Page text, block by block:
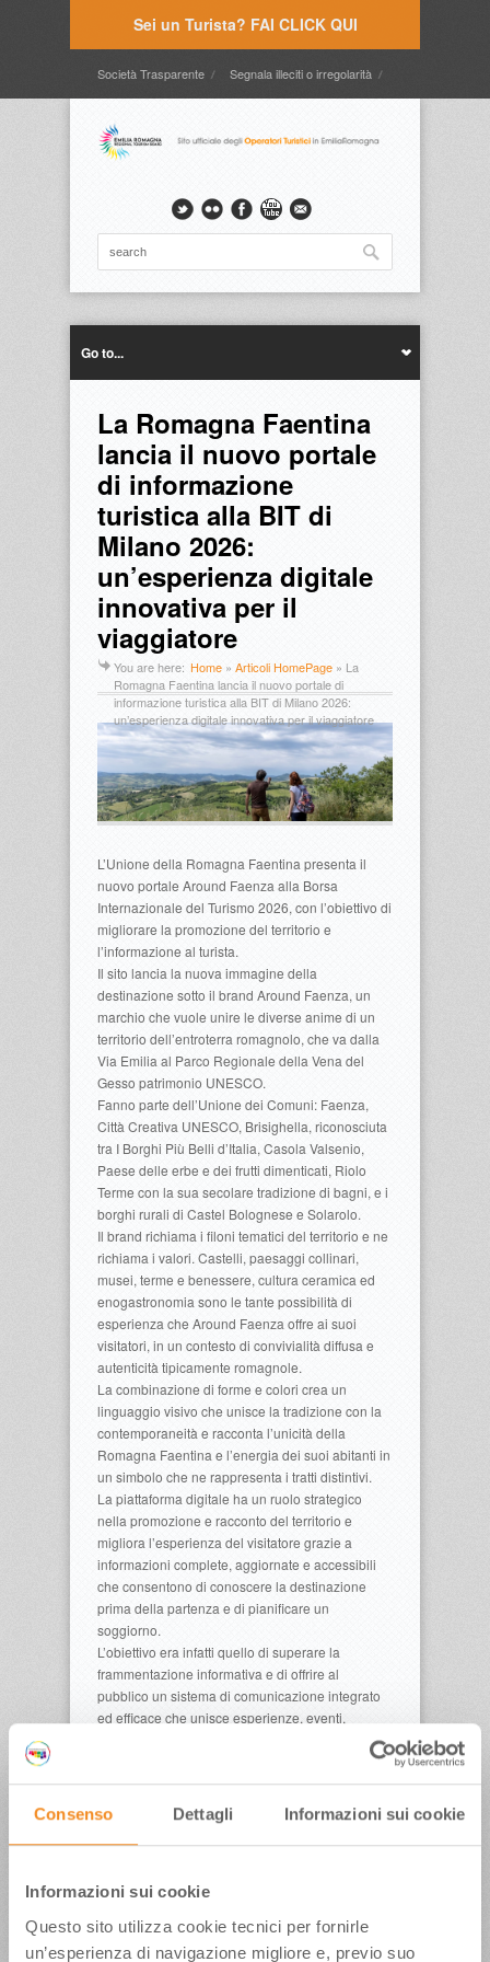
Consenso Dettagli Informazioni sui cookie
Informazioni sui cookie
Questo sito utilizza cookie tecnici per fornirle
un’esperienza di navigazione migliore e, previo suo
Sei un Turista? FAI CLICK QUI
Società Trasparente Segnala illeciti o irregolarità
Timbrature
Go to...
La Romagna Faentina
lancia il nuovo portale
di informazione
turistica alla BIT di
Milano 2026:
un’esperienza digitale
innovativa per il
viaggiatore
You are here: Home » Articoli HomePage » La
Romagna Faentina lancia il nuovo portale di
informazione turistica alla BIT di Milano 2026:
un’esperienza digitale innovativa per il viaggiatore
L’Unione della Romagna Faentina presenta il
nuovo portale Around Faenza alla Borsa
Internazionale del Turismo 2026, con l’obiettivo di
migliorare la promozione del territorio e
l’informazione al turista.
Il sito lancia la nuova immagine della
destinazione sotto il brand Around Faenza, un
marchio che vuole unire le diverse anime di un
territorio dell’entroterra romagnolo, che va dalla
Via Emilia al Parco Regionale della Vena del
Gesso patrimonio UNESCO.
Fanno parte dell’Unione dei Comuni: Faenza,
Città Creativa UNESCO, Brisighella, riconosciuta
tra I Borghi Più Belli d’Italia, Casola Valsenio,
Paese delle erbe e dei frutti dimenticati, Riolo
Terme con la sua secolare tradizione di bagni, e i
borghi rurali di Castel Bolognese e Solarolo.
Il brand richiama i filoni tematici del territorio e ne
richiama i valori. Castelli, paesaggi collinari,
musei, terme e benessere, cultura ceramica ed
enogastronomia sono le tante possibilità di
esperienza che Around Faenza offre ai suoi
visitatori, in un contesto di convivialità diffusa e
autenticità tipicamente romagnole.
La combinazione di forme e colori crea un
linguaggio visivo che unisce la tradizione con la
contemporaneità e racconta l’unicità della
Romagna Faentina e l’energia dei suoi abitanti in
un simbolo che ne rappresenta i tratti distintivi.
La piattaforma digitale ha un ruolo strategico
nella promozione e racconto del territorio e
migliora l’esperienza del visitatore grazie a
informazioni complete, aggiornate e accessibili
che consentono di conoscere la destinazione
prima della partenza e di pianificare un
soggiorno.
L’obiettivo era infatti quello di superare la
frammentazione informativa e di offrire al
pubblico un sistema di comunicazione integrato
ed efficace che unisce esperienze, eventi,
Il progetto è ideato per connettere viaggiatori e
operatori locali in modo innovativo e propone
un’esperienza user friendly per pianificare in tutta
comodità il proprio soggiorno. Il sito è responsive
e pensato per essere navigato con facilità dai
Lo strumento è stato popolato anche grazie al
chiamati a valorizzare le proprie attività in una